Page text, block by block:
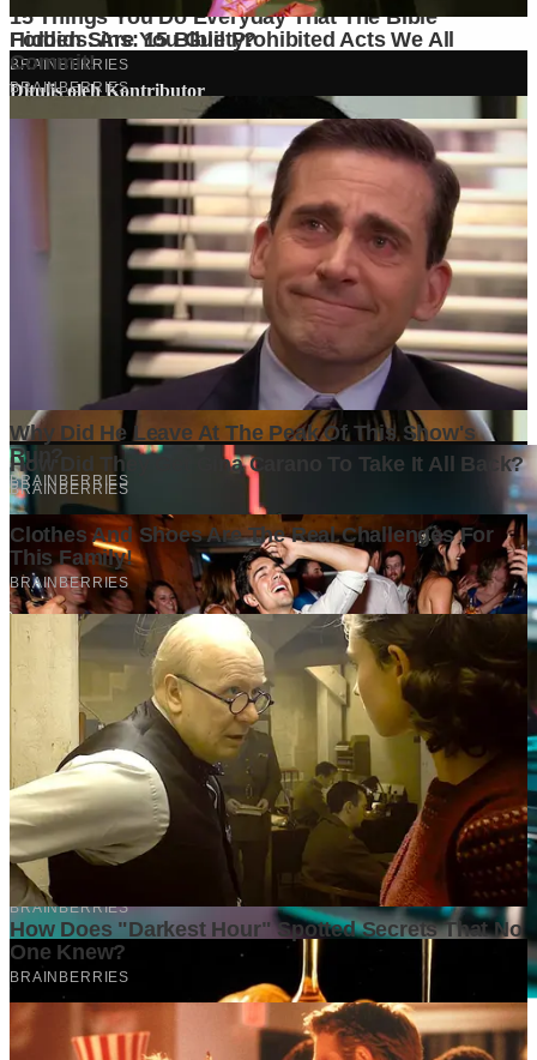
Ditulis olehKontributor
Penyuka detail yang percaya bahwa setiap tulisan punya nyawa.
Bertugas merangkai ide menjadi cerita yang mengalir, memastikan
setiap titik dan koma berada di tempat yang tepat untuk kenyamanan
Komentar (0)
Tulis Komentar
Belum ada komentar. Jadilah yang pertama!
Baca Juga
Mengapa Perusahaan Besar Mulai Mengurangi Jumlah